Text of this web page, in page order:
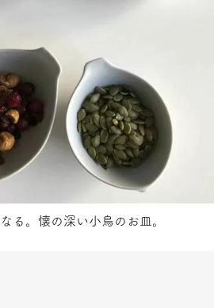
る。懐の深い小鳥のお皿。